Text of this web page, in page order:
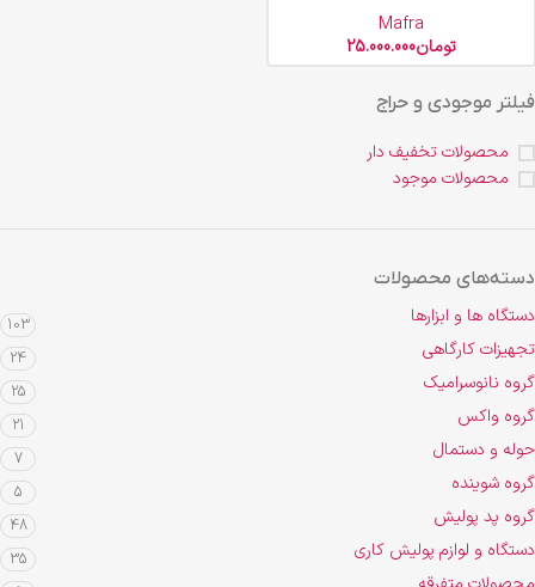
فیلتر موجودی و حراج
محصولات تخفیف دار
محصولات موجود
دسته‌های محصولات
دستگاه ها و ابزارها 103
تجهیزات کارگاهی 24
گروه نانوسرامیک 25
گروه واکس 21
حوله و دستمال 7
گروه شوینده 5
گروه پد پولیش 48
دستگاه و لوازم پولیش کاری 35
Mafra
تومان25.000.000